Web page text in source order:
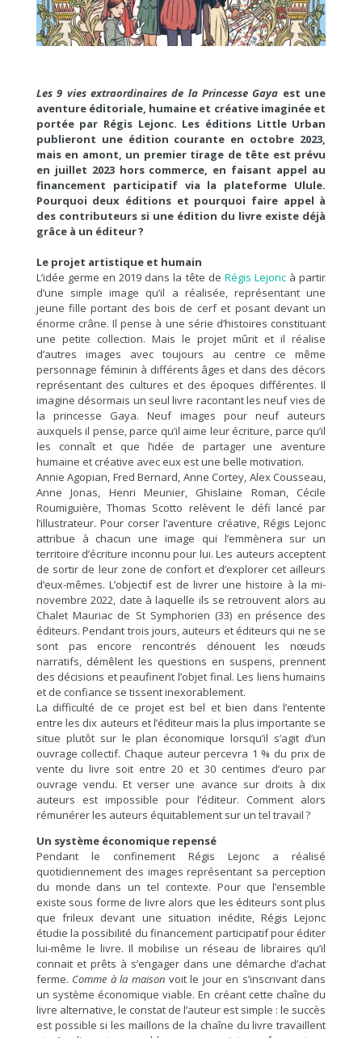
Les 9 vies extraordinaires de la Princesse Gaya est une
aventure éditoriale, humaine et créative imaginée et
portée par Régis Lejonc. Les éditions Little Urban
publieront une édition courante en octobre 2023,
mais en amont, un premier tirage de tête est prévu
en juillet 2023 hors commerce, en faisant appel au
financement participatif via la plateforme Ulule.
Pourquoi deux éditions et pourquoi faire appel à
des contributeurs si une édition du livre existe déjà
grâce à un éditeur ?
Le projet artistique et humain
L’idée germe en 2019 dans la tête de Régis Lejoncà partir
d’une simple image qu’il a réalisée, représentant une
jeune fille portant des bois de cerf et posant devant un
énorme crâne. Il pense à une série d’histoires constituant
une petite collection. Mais le projet mûrit et il réalise
d’autres images avec toujours au centre ce même
personnage féminin à différents âges et dans des décors
représentant des cultures et des époques différentes. Il
imagine désormais un seul livre racontant les neuf vies de
la princesse Gaya. Neuf images pour neuf auteurs
auxquels il pense, parce qu’il aime leur écriture, parce qu’il
les connaît et que l’idée de partager une aventure
humaine et créative avec eux est une belle motivation.
Annie Agopian, Fred Bernard, Anne Cortey, Alex Cousseau,
Anne Jonas, Henri Meunier, Ghislaine Roman, Cécile
Roumiguière, Thomas Scotto relèvent le défi lancé par
l’illustrateur. Pour corser l’aventure créative, Régis Lejonc
attribue à chacun une image qui l’emmènera sur un
territoire d’écriture inconnu pour lui. Les auteurs acceptent
de sortir de leur zone de confort et d’explorer cet ailleurs
d’eux-mêmes. L’objectif est de livrer une histoire à la mi-
novembre 2022, date à laquelle ils se retrouvent alors au
Chalet Mauriac de St Symphorien (33) en présence des
éditeurs. Pendant trois jours, auteurs et éditeurs qui ne se
sont pas encore rencontrés dénouent les nœuds
narratifs, démêlent les questions en suspens, prennent
des décisions et peaufinent l’objet final. Les liens humains
et de confiance se tissent inexorablement.
La difficulté de ce projet est bel et bien dans l’entente
entre les dix auteurs et l’éditeur mais la plus importante se
situe plutôt sur le plan économique lorsqu’il s’agit d’un
ouvrage collectif. Chaque auteur percevra 1 % du prix de
vente du livre soit entre 20 et 30 centimes d’euro par
ouvrage vendu. Et verser une avance sur droits à dix
auteurs est impossible pour l’éditeur. Comment alors
rémunérer les auteurs équitablement sur un tel travail ?
Un système économique repensé
Pendant le confinement Régis Lejonc a réalisé
quotidiennement des images représentant sa perception
du monde dans un tel contexte. Pour que l’ensemble
existe sous forme de livre alors que les éditeurs sont plus
que frileux devant une situation inédite, Régis Lejonc
étudie la possibilité du financement participatif pour éditer
lui-même le livre. Il mobilise un réseau de libraires qu’il
connait et prêts à s’engager dans une démarche d’achat
ferme. Comme à la maisonvoit le jour en s’inscrivant dans
un système économique viable. En créant cette chaîne du
livre alternative, le constat de l’auteur est simple : le succès
est possible si les maillons de la chaîne du livre travaillent